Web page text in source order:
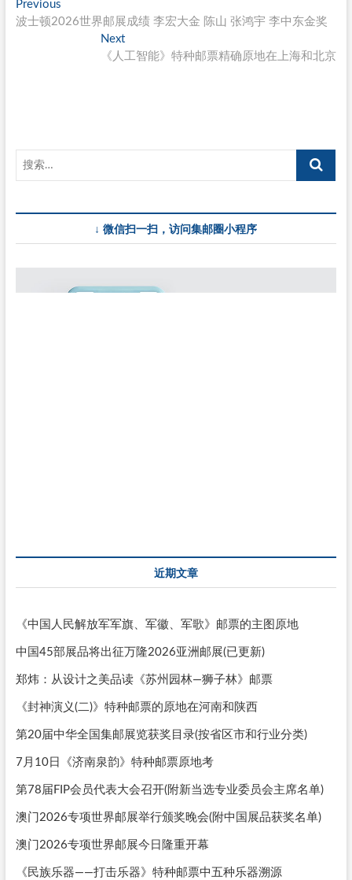
文
章
PreviousPrevious
post:
波士顿2026世界邮展成绩 李宏大金 陈山 张鸿宇 李中东金奖
NextNext
post:
《人工智能》特种邮票精确原地在上海和北京
↓ 微信扫一扫，访问集邮圈小程序
近期文章
《中国人民解放军军旗、军徽、军歌》邮票的主图原地
中国45部展品将出征万隆2026亚洲邮展(已更新)
郑炜：从设计之美品读《苏州园林—狮子林》邮票
《封神演义(二)》特种邮票的原地在河南和陕西
第20届中华全国集邮展览获奖目录(按省区市和行业分类)
7月10日《济南泉韵》特种邮票原地考
第78届FIP会员代表大会召开(附新当选专业委员会主席名单)
澳门2026专项世界邮展举行颁奖晚会(附中国展品获奖名单)
澳门2026专项世界邮展今日隆重开幕
《民族乐器——打击乐器》特种邮票中五种乐器溯源